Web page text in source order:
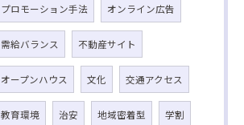
プロモーション手法 オンライン広告
需給バランス 不動産サイト
オープンハウス 文化 交通アクセス
教育環境 治安 地域密着型 学割